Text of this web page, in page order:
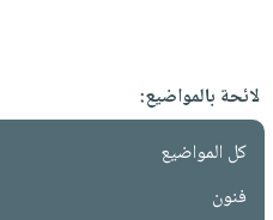
لائحة بالمواضيع:
كل المواضيع
فنون